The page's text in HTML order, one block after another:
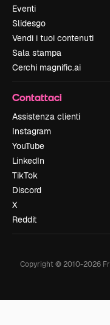
Eventi
Slidesgo
Vendi i tuoi contenuti
Sala stampa
Cerchi magnific.ai
Contattaci
Assistenza clienti
Instagram
YouTube
LinkedIn
TikTok
Discord
X
Reddit
Copyright © 2010-2026